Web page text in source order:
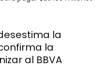
la
la
al BBVA